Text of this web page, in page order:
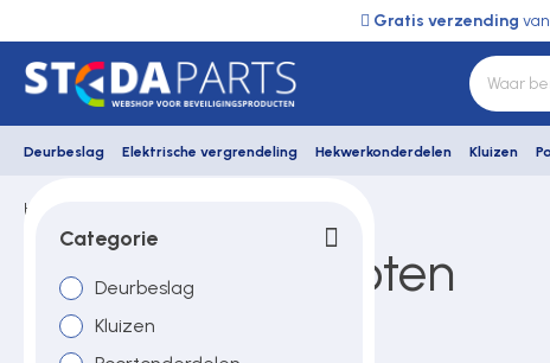
Gratis verzending
Deurbeslag Elektrische vergrendeling Hekwerkonderdelen Kluizen
Elektrische vergrendeling
Home
Mauer lockersloten
Categorie
Deurbeslag
Kluizen